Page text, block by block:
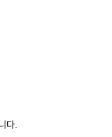
다.